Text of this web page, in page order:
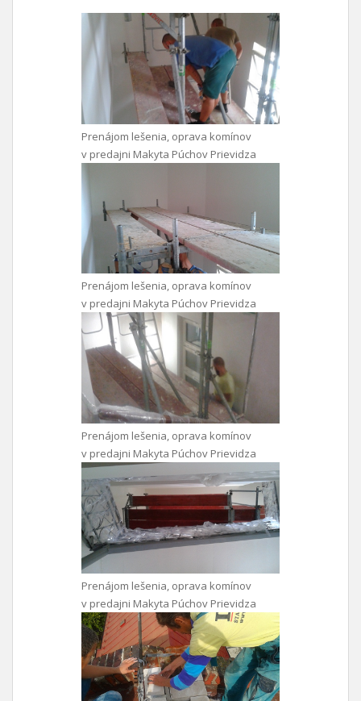
Prenájom lešenia, oprava komínov
v predajni Makyta Púchov Prievidza
Prenájom lešenia, oprava komínov
v predajni Makyta Púchov Prievidza
Prenájom lešenia, oprava komínov
v predajni Makyta Púchov Prievidza
Prenájom lešenia, oprava komínov
v predajni Makyta Púchov Prievidza